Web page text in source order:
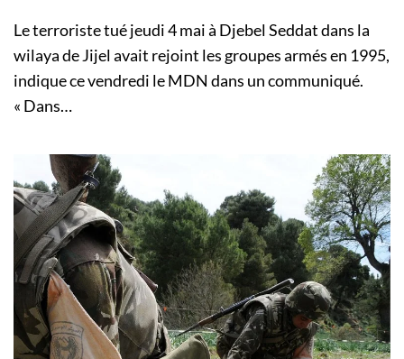
Le terroriste tué jeudi 4 mai à Djebel Seddat dans la
wilaya de Jijel avait rejoint les groupes armés en 1995,
indique ce vendredi le MDN dans un communiqué.
« Dans…